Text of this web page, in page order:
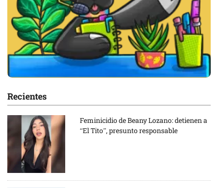
Recientes
Feminicidio de Beany Lozano: detienen a
“El Tito”, presunto responsable